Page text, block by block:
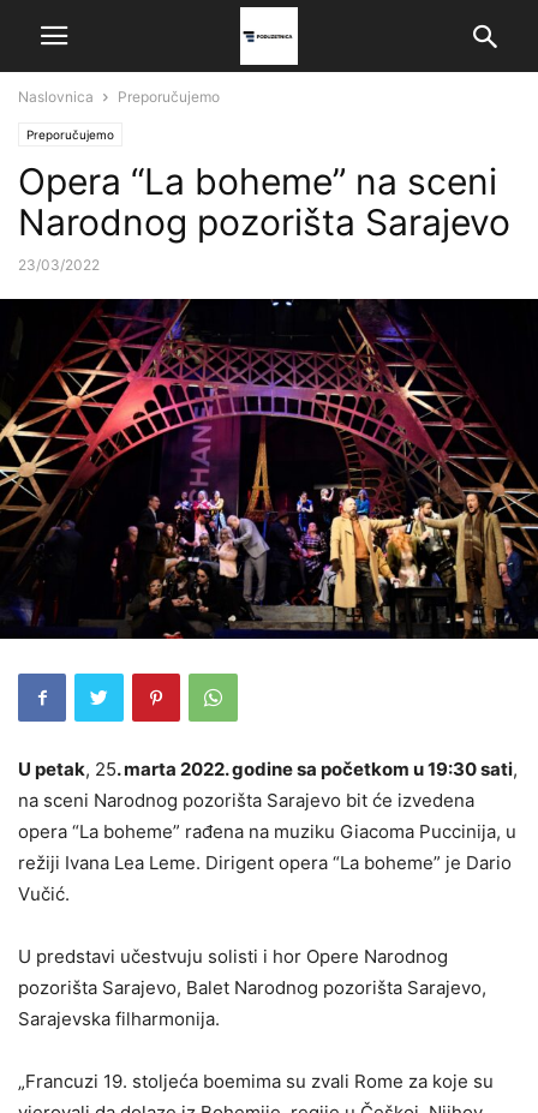
Naslovnica Preporučujemo
Preporučujemo
Opera “La boheme” na sceni
Narodnog pozorišta Sarajevo
23/03/2022
U petak, 25. marta 2022. godine sa početkom u 19:30 sati,
na sceni Narodnog pozorišta Sarajevo bit će izvedena
opera “La boheme” rađena na muziku Giacoma Puccinija, u
režiji Ivana Lea Leme. Dirigent opera “La boheme” je Dario
Vučić.
U predstavi učestvuju solisti i hor Opere Narodnog
pozorišta Sarajevo, Balet Narodnog pozorišta Sarajevo,
Sarajevska filharmonija.
„Francuzi 19. stoljeća boemima su zvali Rome za koje su